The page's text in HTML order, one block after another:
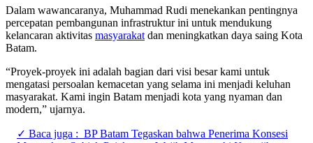
Dalam wawancaranya, Muhammad Rudi menekankan pentingnya
percepatan pembangunan infrastruktur ini untuk mendukung
kelancaran aktivitas masyarakat dan meningkatkan daya saing Kota
Batam.
“Proyek-proyek ini adalah bagian dari visi besar kami untuk
mengatasi persoalan kemacetan yang selama ini menjadi keluhan
masyarakat. Kami ingin Batam menjadi kota yang nyaman dan
modern,” ujarnya.
✓ Baca juga : BP Batam Tegaskan bahwa Penerima Konsesi